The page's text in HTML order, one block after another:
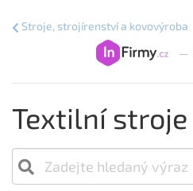
—
Stroje, strojírenství a kovovýroba
Textilní stroje